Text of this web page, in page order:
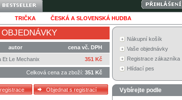
TRIČKA ČESKÁ A SLOVENSKÁ HUDBA
autor
cena vč. DPH
Et Le Mechanix 351 Kč
Celková cena za zboží: 351 Kč
Nákupní košík
Vaše objednávky
Registrace zákazníka
Hlídací pes
Vybírejte podle